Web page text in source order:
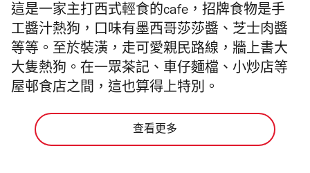
這是一家主打西式輕食的cafe，招牌食物是手
工醬汁熱狗，口味有墨西哥莎莎醬、芝士肉醬
等等。至於裝潢，走可愛親民路線，牆上書大
大隻熱狗。在一眾茶記、車仔麵檔、小炒店等
屋邨食店之間，這也算得上特別。
查看更多